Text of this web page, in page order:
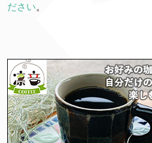
ださい。